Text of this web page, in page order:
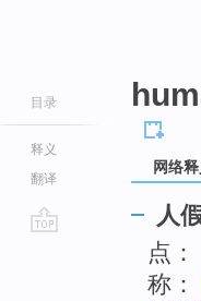
目录
释义
翻译
网络释
人
点：
称：